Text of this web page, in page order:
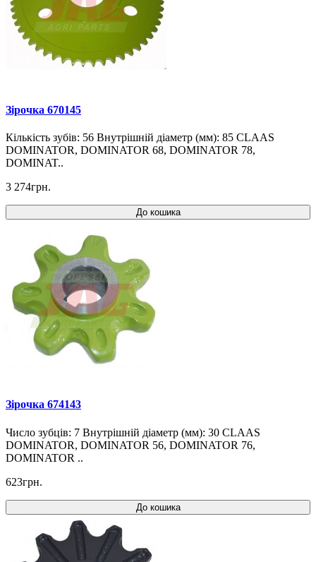
Зірочка 670145
Кількість зубів: 56 Внутрішній діаметр (мм): 85 CLAAS
DOMINATOR, DOMINATOR 68, DOMINATOR 78,
DOMINAT..
3 274грн.
До кошика
Зірочка 674143
Число зубців: 7 Внутрішній діаметр (мм): 30 CLAAS
DOMINATOR, DOMINATOR 56, DOMINATOR 76,
DOMINATOR ..
623грн.
До кошика